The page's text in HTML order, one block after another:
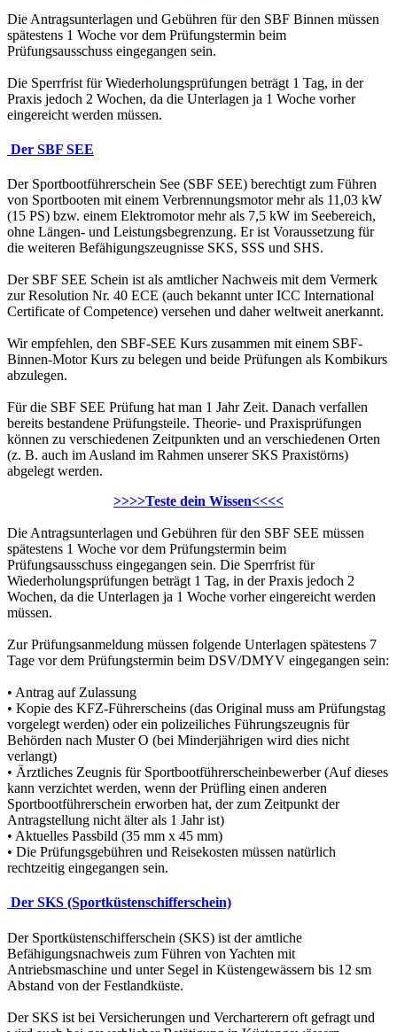
Die Antragsunterlagen und Gebühren für den SBF Binnen müssen
spätestens 1 Woche vor dem Prüfungstermin beim
Prüfungsausschuss eingegangen sein.
Die Sperrfrist für Wiederholungsprüfungen beträgt 1 Tag, in der
Praxis jedoch 2 Wochen, da die Unterlagen ja 1 Woche vorher
eingereicht werden müssen.
Der SBF SEE
Der Sportbootführerschein See (SBF SEE) berechtigt zum Führen
von Sportbooten mit einem Verbrennungsmotor mehr als 11,03 kW
(15 PS) bzw. einem Elektromotor mehr als 7,5 kW im Seebereich,
ohne Längen- und Leistungsbegrenzung. Er ist Voraussetzung für
die weiteren Befähigungszeugnisse SKS, SSS und SHS.
Der SBF SEE Schein ist als amtlicher Nachweis mit dem Vermerk
zur Resolution Nr. 40 ECE (auch bekannt unter ICC International
Certificate of Competence) versehen und daher weltweit anerkannt.
Wir empfehlen, den SBF-SEE Kurs zusammen mit einem SBF-
Binnen-Motor Kurs zu belegen und beide Prüfungen als Kombikurs
abzulegen.
Für die SBF SEE Prüfung hat man 1 Jahr Zeit. Danach verfallen
bereits bestandene Prüfungsteile. Theorie- und Praxisprüfungen
können zu verschiedenen Zeitpunkten und an verschiedenen Orten
(z. B. auch im Ausland im Rahmen unserer SKS Praxistörns)
abgelegt werden.
>>>>Teste dein Wissen<<<<
Die Antragsunterlagen und Gebühren für den SBF SEE müssen
spätestens 1 Woche vor dem Prüfungstermin beim
Prüfungsausschuss eingegangen sein. Die Sperrfrist für
Wiederholungsprüfungen beträgt 1 Tag, in der Praxis jedoch 2
Wochen, da die Unterlagen ja 1 Woche vorher eingereicht werden
müssen.
Zur Prüfungsanmeldung müssen folgende Unterlagen spätestens 7
Tage vor dem Prüfungstermin beim DSV/DMYV eingegangen sein:
• Antrag auf Zulassung
• Kopie des KFZ-Führerscheins (das Original muss am Prüfungstag
vorgelegt werden) oder ein polizeiliches Führungszeugnis für
Behörden nach Muster O (bei Minderjährigen wird dies nicht
verlangt)
• Ärztliches Zeugnis für Sportbootführerscheinbewerber (Auf dieses
kann verzichtet werden, wenn der Prüfling einen anderen
Sportbootführerschein erworben hat, der zum Zeitpunkt der
Antragstellung nicht älter als 1 Jahr ist)
• Aktuelles Passbild (35 mm x 45 mm)
• Die Prüfungsgebühren und Reisekosten müssen natürlich
rechtzeitig eingegangen sein.
Der SKS (Sportküstenschifferschein)
Der Sportküstenschifferschein (SKS) ist der amtliche
Befähigungsnachweis zum Führen von Yachten mit
Antriebsmaschine und unter Segel in Küstengewässern bis 12 sm
Abstand von der Festlandküste.
Der SKS ist bei Versicherungen und Vercharterern oft gefragt und